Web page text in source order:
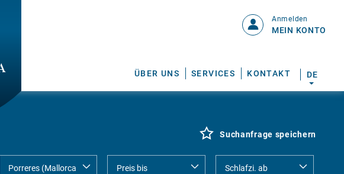
ÜBER UNS SERVICES KONTAKT
Anmelden
MEIN KONTO
DE
Suchanfrage speichern